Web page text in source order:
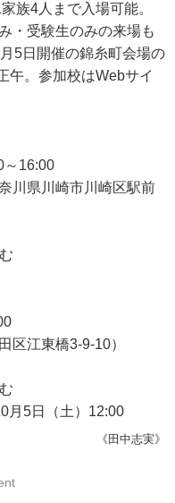
族4人まで入場可能。
・受験生のみの来場も
5日開催の錦糸町会場の
午。参加校はWebサイ
～16:00
川県川崎市川崎区駅前
区江東橋3-9-10）
月5日（土）12:00
《田中志実》